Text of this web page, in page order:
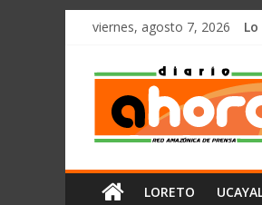
олимп казино
Saltarviernes, agosto 7, 2026
Diario
Ahora
Cadena
AmazónicaLORETO